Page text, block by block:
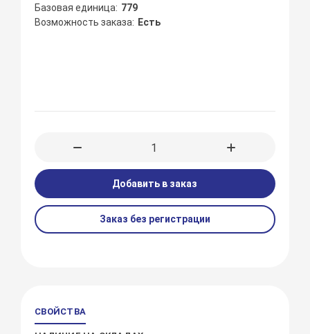
Базовая единица 779
Возможность заказа
Есть
Добавить в заказ
Заказ без регистрации
СВОЙСТВА